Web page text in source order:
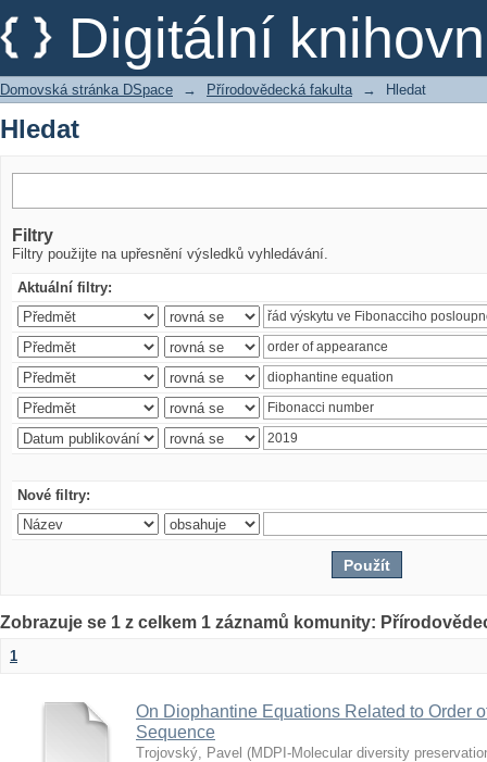
Digitální
Hledat
Domovská stránka DSpace → Přírodovědecká fakulta → Hledat
Hledat
Filtry
Filtry použijte na upřesnění výsledků vyhledávání.
Aktuální filtry:
Nové filtry:
Zobrazuje se 1 z celkem 1 záznamů komunity:
1
On Diophantine Equations Related to Order
Sequence
Trojovský, Pavel (MDPI-Molecular diversity